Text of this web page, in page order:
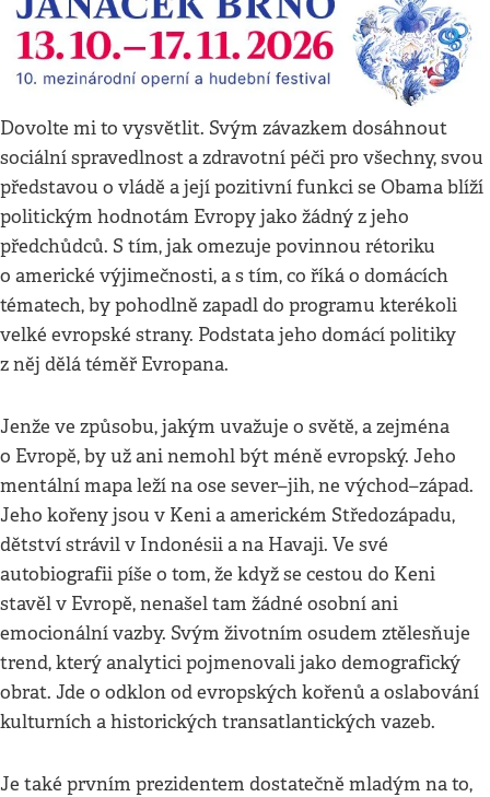
Dovolte mi to vysvětlit. Svým závazkem dosáhnout
sociální spravedlnost a zdravotní péči pro všechny, svou
představou o vládě a její pozitivní funkci se Obama blíží
politickým hodnotám Evropy jako žádný z jeho
předchůdců. S tím, jak omezuje povinnou rétoriku
o americké výjimečnosti, a s tím, co říká o domácích
tématech, by pohodlně zapadl do programu kterékoli
velké evropské strany. Podstata jeho domácí politiky
z něj dělá téměř Evropana.
Jenže ve způsobu, jakým uvažuje o světě, a zejména
o Evropě, by už ani nemohl být méně evropský. Jeho
mentální mapa leží na ose sever–jih, ne východ–západ.
Jeho kořeny jsou v Keni a americkém Středozápadu,
dětství strávil v Indonésii a na Havaji. Ve své
autobiografii píše o tom, že když se cestou do Keni
stavěl v Evropě, nenašel tam žádné osobní ani
emocionální vazby. Svým životním osudem ztělesňuje
trend, který analytici pojmenovali jako demografický
obrat. Jde o odklon od evropských kořenů a oslabování
kulturních a historických transatlantických vazeb.
Je také prvním prezidentem dostatečně mladým na to,